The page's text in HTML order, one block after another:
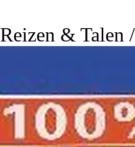
Reizen & Talen